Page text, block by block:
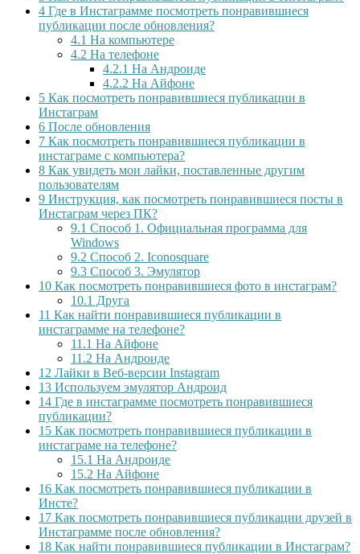
4 Где в Инстаграмме посмотреть понравившиеся
публикации после обновления?
4.1 На компьютере
4.2 На телефоне
4.2.1 На Андроиде
4.2.2 На Айфоне
5 Как посмотреть понравившиеся публикации в
Инстаграм
6 После обновления
7 Как посмотреть понравившиеся публикации в
инстаграме с компьютера?
8 Как увидеть мои лайки, поставленные другим
пользователям
9 Инструкция, как посмотреть понравившиеся посты в
Инстаграм через ПК?
9.1 Способ 1. Официальная программа для
Windows
9.2 Способ 2. Iconosquare
9.3 Способ 3. Эмулятор
10 Как посмотреть понравившиеся фото в инстаграм?
10.1 Друга
11 Как найти понравившиеся публикации в
инстаграмме на телефоне?
11.1 На Айфоне
11.2 На Андроиде
12 Лайки в Веб-версии Instagram
13 Используем эмулятор Андроид
14 Где в инстаграмме посмотреть понравившиеся
публикации?
15 Как посмотреть понравившиеся публикации в
инстаграме на телефоне?
15.1 На Андроиде
15.2 На Айфоне
16 Как посмотреть понравившиеся публикации в
Инсте?
17 Как посмотреть понравившиеся публикации друзей в
Инстаграмме после обновления?
18 Как найти понравившиеся публикации в Инстаграм?